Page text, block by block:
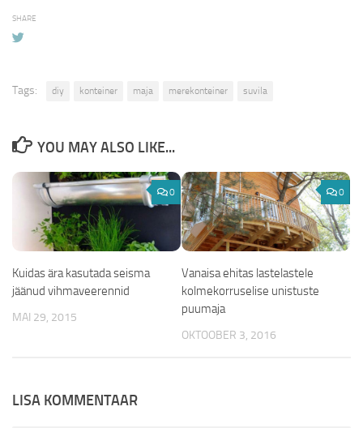
SHARE
Tags: diy konteiner maja merekonteiner suvila
YOU MAY ALSO LIKE...
0
Kuidas ära kasutada seisma
jäänud vihmaveerennid
MAI 29, 2015
0
Vanaisa ehitas lastelastele
kolmekorruselise unistuste
puumaja
OKTOOBER 3, 2016
LISA KOMMENTAAR